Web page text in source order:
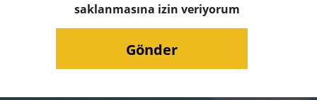
saklanmasına izin veriyorum